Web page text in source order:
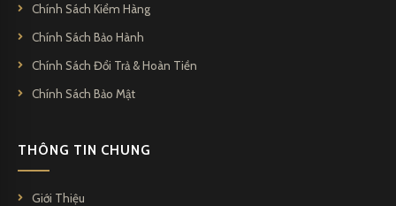
Chính Sách Kiểm Hàng
Chính Sách Bảo Hành
Chính Sách Đổi Trả & Hoàn Tiền
Chính Sách Bảo Mật
THÔNG TIN CHUNG
Giới Thiệu